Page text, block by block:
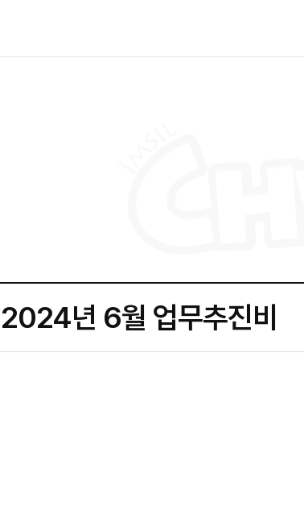
2024년 6월 업무추진비